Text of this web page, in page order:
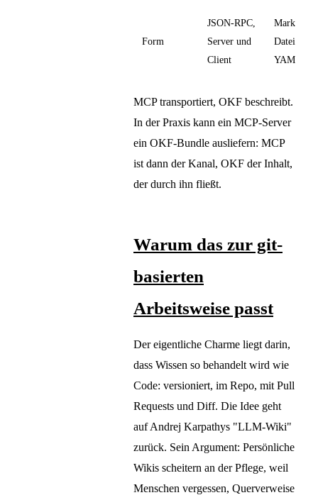
Form
JSON-RPC,
Server und
Client
Dateien
YAML
MCP transportiert, OKF beschreibt.
In der Praxis kann ein MCP-Server
ein OKF-Bundle ausliefern: MCP
ist dann der Kanal, OKF der Inhalt,
der durch ihn fließt.
Warum das zur git-
basierten
Arbeitsweise passt
Der eigentliche Charme liegt darin,
dass Wissen so behandelt wird wie
Code: versioniert, im Repo, mit Pull
Requests und Diff. Die Idee geht
auf Andrej Karpathys "LLM-Wiki"
zurück. Sein Argument: Persönliche
Wikis scheitern an der Pflege, weil
Menschen vergessen, Querverweise